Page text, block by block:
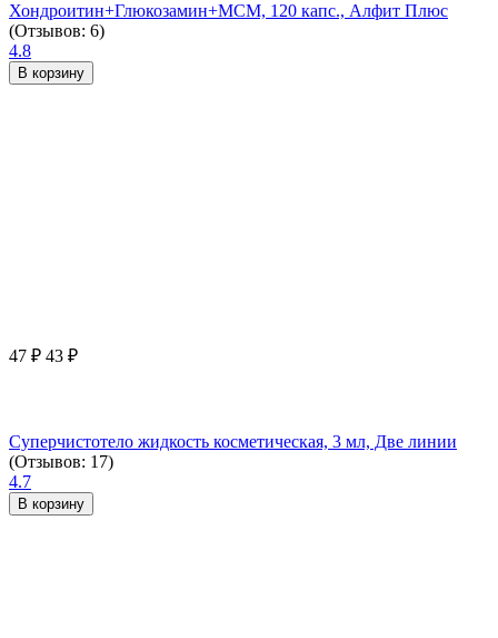
Хондроитин+Глюкозамин+МСМ, 120 капс., Алфит Плюс
(Отзывов: 6)
4.8
В корзину
47 ₽ 43 ₽
Суперчистотело жидкость косметическая, 3 мл, Две линии
(Отзывов: 17)
4.7
В корзину